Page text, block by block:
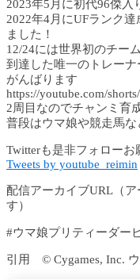
2023年5月に初代96傑入
2022年4月にUFランク
ました！
12/24には世界初のチー
到達した唯一のトレー
がんばります
https://youtube.com/
2周目なのでチャンミ育
普段はウマ娘や競走馬
Twitterも是非フォローお
Tweets by youtube_reimin
配信アーカイブURL（
す）
#ウマ娘プリティーダ
引用 © Cygames, Inc.